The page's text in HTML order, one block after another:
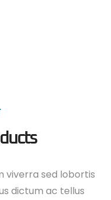
viverra sed lobortis
dictum ac tellus